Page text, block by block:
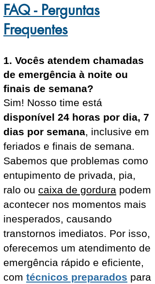
FAQ - Perguntas
Frequentes
1. Vocês atendem chamadas
de emergência à noite ou
finais de semana?
Sim! Nosso time está
disponível 24 horas por dia, 7
dias por semana, inclusive em
feriados e finais de semana.
Sabemos que problemas como
entupimento de privada, pia,
ralo ou caixa de gordura podem
acontecer nos momentos mais
inesperados, causando
transtornos imediatos. Por isso,
oferecemos um atendimento de
emergência rápido e eficiente,
com técnicos preparados para